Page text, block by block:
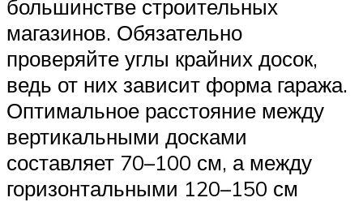
большинстве строительных
магазинов. Обязательно
проверяйте углы крайних досок,
ведь от них зависит форма гаража.
Оптимальное расстояние между
вертикальными досками
составляет 70–100 см, а между
горизонтальными 120–150 см